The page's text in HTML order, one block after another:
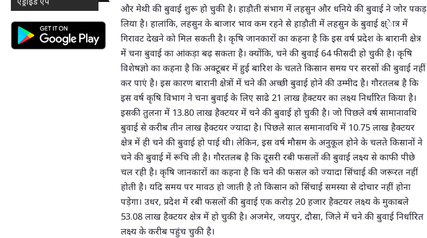
और मेथी की बुवाई शुरू हो चुकी है। हाड़ौती संभाग में लहसुन और धनिये की बुवाई ने जोर पकड़
लिया है। हालांकि, लहसुन के बाजार भाव कम रहने से हाड़ौती में लहसुन के बुवाई क्ष्ेात्र में
गिरावट देखने को मिल सकती है। कृषि जानकारों का कहना है कि इस वर्ष प्रदेश के बारानी क्षेत्र
में चना बुवाई का आंकड़ा बढ़ सकता है। क्योंकि, चने की बुवाई 64 फीसदी हो चुकी है। कृषि
विशेषज्ञो का कहना है कि अक्टूबर में हुई बारिश के चलते किसान समय पर सरसों की बुवाई नहीं
कर पाएं है। इस कारण बारानी क्षेत्रों में चने की अच्छी बुवाई होने की उम्मीद है। गौरतलब है कि
इस वर्ष कृषि विभाग ने चना बुवाई के लिए साढे 21 लाख हैक्टयर का लक्ष्य निर्धारित किया है।
इसकी तुलना में 13.80 लाख हैक्टयर में चने की बुवाई हो चुकी है। जो पिछले वर्ष सामानावधि
बुवाई से करीब तीन लाख हैक्टयर ज्यादा है। पिछले साल समानावधि में 10.75 लाख हैक्टयर
क्षेत्र में ही चने की बुवाई हो पाई थी। लेकिन, इस वर्ष मौसम के अनुकूल होने के चलते किसानों ने
चने की बुवाई में रूचि ली है। गौरतलब है कि दूसरी रबी फसलों की बुवाई लक्ष्य से काफी पीछे
चल रही है। कृषि जानकारों का कहना है कि चने की फसल को ज्यादा सिंचाई की जरूरत नहीं
होती है। यदि समय पर मावठ हो जाती है तो किसान को सिंचाई समस्या से दोचार नहीं होना
पड़ेगा। उधर, प्रदेश में रबी फसलों की बुवाई एक करोड़ 20 हजार हैक्टयर लक्ष्य के मुकाबले
53.08 लाख हैक्टयर क्षेत्र में हो चुकी है। अजमेर, जयपुर, दौसा, जिले में चने की बुवाई निर्धारित
लक्ष्य के करीब पहुंच चुकी है।